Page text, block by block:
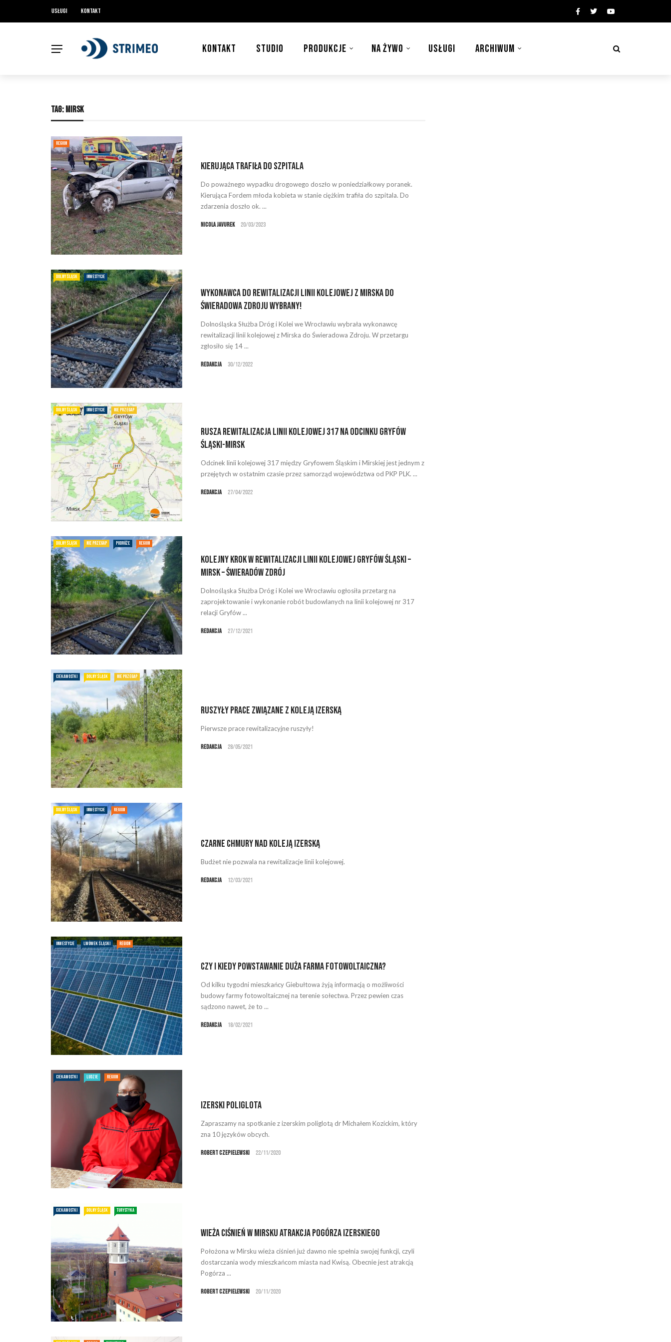
Usługi Kontakt
KONTAKT STUDIO PRODUKCJE NA ŻYWO USŁUGI ARCHIWUM
TAG: MIRSK
REGION
Kierująca trafiła do szpitala
Do poważnego wypadku drogowego doszło w poniedziałkowy poranek.
Kierująca Fordem młoda kobieta w stanie ciężkim trafiła do szpitala. Do
zdarzenia doszło ok. ...
Nicola Javurek 20/03/2023
DOLNY ŚLĄSK INWESTYCJE
Wykonawca do rewitalizacji linii kolejowej z Mirska do
Świeradowa Zdroju wybrany!
Dolnośląska Służba Dróg i Kolei we Wrocławiu wybrała wykonawcę
rewitalizacji linii kolejowej z Mirska do Świeradowa Zdroju. W przetargu
zgłosiło się 14 ...
Redakcja 30/12/2022
DOLNY ŚLĄSK INWESTYCJE NIE PRZEGAP
Rusza rewitalizacja linii kolejowej 317 na odcinku Gryfów
Śląski-Mirsk
Odcinek linii kolejowej 317 między Gryfowem Śląskim i Mirskiej jest jednym z
przejętych w ostatnim czasie przez samorząd województwa od PKP PLK. ...
Redakcja 27/04/2022
DOLNY ŚLĄSK NIE PRZEGAP PODRÓŻE REGION
Kolejny krok w rewitalizacji linii kolejowej Gryfów Śląski –
Mirsk – Świeradów Zdrój
Dolnośląska Służba Dróg i Kolei we Wrocławiu ogłosiła przetarg na
zaprojektowanie i wykonanie robót budowlanych na linii kolejowej nr 317
relacji Gryfów ...
Redakcja 27/12/2021
CIEKAWOSTKI DOLNY ŚLĄSK NIE PRZEGAP
Ruszyły prace związane z Koleją Izerską
Pierwsze prace rewitalizacyjne ruszyły!
Redakcja 28/05/2021
DOLNY ŚLĄSK INWESTYCJE REGION
Czarne chmury nad Koleją Izerską
Budżet nie pozwala na rewitalizacje linii kolejowej.
Redakcja 12/03/2021
INWESTYCJE LWÓWEK ŚLĄSKI REGION
Czy i kiedy powstawanie duża farma fotowoltaiczna?
Od kilku tygodni mieszkańcy Giebułtowa żyją informacją o możliwości
budowy farmy fotowoltaicznej na terenie sołectwa. Przez pewien czas
sądzono nawet, że to ...
Redakcja 18/02/2021
CIEKAWOSTKI LUDZIE REGION
Izerski poliglota
Zapraszamy na spotkanie z izerskim poliglotą dr Michałem Kozickim, który
zna 10 języków obcych.
Robert Czepielewski 22/11/2020
CIEKAWOSTKI DOLNY ŚLĄSK TURYSTYKA
Wieża ciśnień w Mirsku atrakcja Pogórza Izerskiego
Położona w Mirsku wieża ciśnień już dawno nie spełnia swojej funkcji, czyli
dostarczania wody mieszkańcom miasta nad Kwisą. Obecnie jest atrakcją
Pogórza ...
Robert Czepielewski 20/11/2020